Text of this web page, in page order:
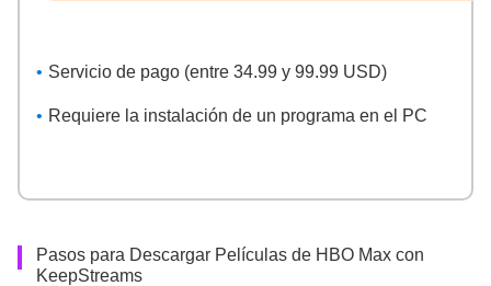
Servicio de pago (entre 34.99 y 99.99 USD)
Requiere la instalación de un programa en el PC
Pasos para Descargar Películas de HBO Max con
KeepStreams